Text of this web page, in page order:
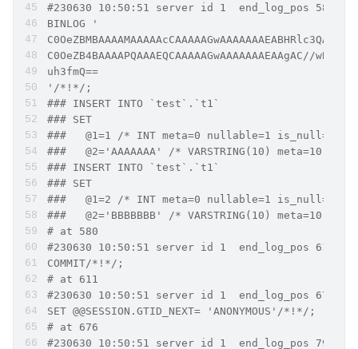
BINLOG '
C0OeZB4BAAAAPQAAAEQCAAAAAGwAAAAAAAEAAgAC//
uh3fmQ==
'/*!*/;
### INSERT INTO `test`.`t1`
### SET
###   @1=1 /* INT meta=0 nullable=1 is_null=0 */
###   @2='AAAAAAA' /* VARSTRING(10) meta=10
### INSERT INTO `test`.`t1`
### SET
###   @1=2 /* INT meta=0 nullable=1 is_null=0 */
###   @2='BBBBBBB' /* VARSTRING(10) meta=10
# at 580
COMMIT/*!*/;
# at 611
SET @@SESSION.GTID_NEXT= 'ANONYMOUS'/*!*/;
# at 676